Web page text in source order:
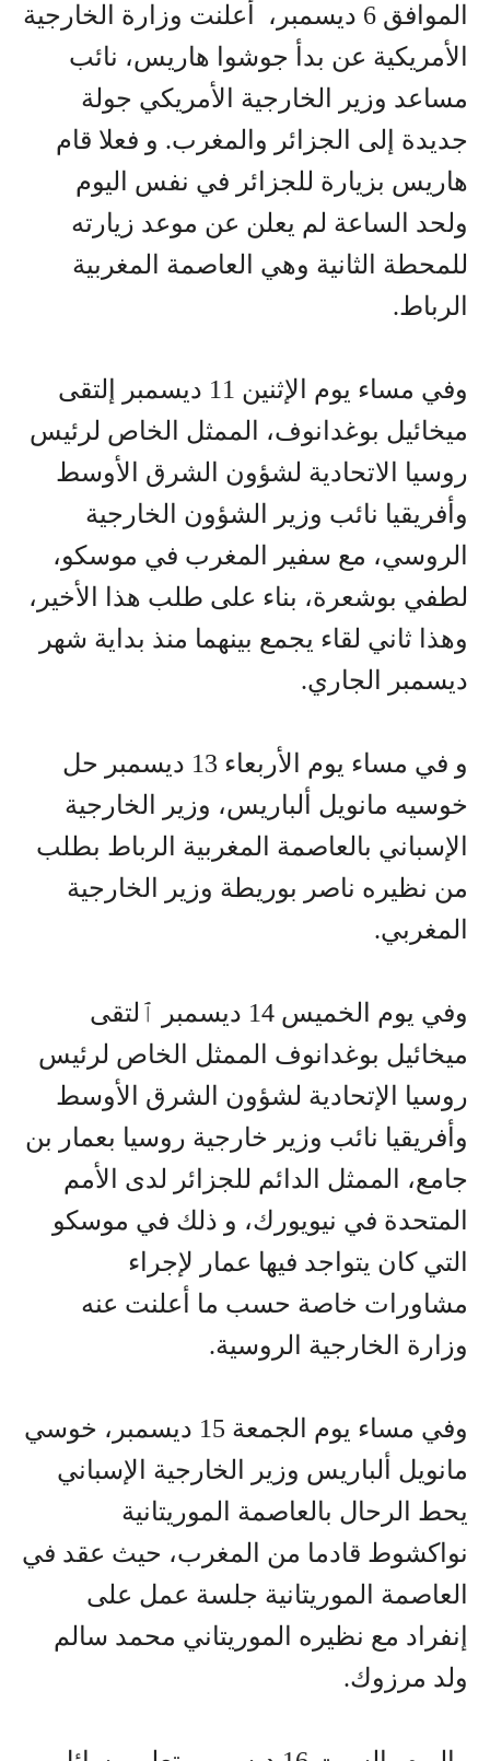
الموافق 6 ديسمبر، أعلنت وزارة الخارجية
الأمريكية عن بدأ جوشوا هاريس، نائب
مساعد وزير الخارجية الأمريكي جولة
جديدة إلى الجزائر والمغرب. و فعلا قام
هاريس بزيارة للجزائر في نفس اليوم
ولحد الساعة لم يعلن عن موعد زيارته
للمحطة الثانية وهي العاصمة المغربية
الرباط.
وفي مساء يوم الإثنين 11 ديسمبر إلتقى
ميخائيل بوغدانوف، الممثل الخاص لرئيس
روسيا الاتحادية لشؤون الشرق الأوسط
وأفريقيا نائب وزير الشؤون الخارجية
الروسي، مع سفير المغرب في موسكو،
لطفي بوشعرة، بناء على طلب هذا الأخير،
وهذا ثاني لقاء يجمع بينهما منذ بداية شهر
ديسمبر الجاري.
و في مساء يوم الأربعاء 13 ديسمبر حل
خوسيه مانويل ألباريس، وزير الخارجية
الإسباني بالعاصمة المغربية الرباط بطلب
من نظيره ناصر بوريطة وزير الخارجية
المغربي.
وفي يوم الخميس 14 ديسمبر ٱلتقى
ميخائيل بوغدانوف الممثل الخاص لرئيس
روسيا الإتحادية لشؤون الشرق الأوسط
وأفريقيا نائب وزير خارجية روسيا بعمار بن
جامع، الممثل الدائم للجزائر لدى الأمم
المتحدة في نيويورك، و ذلك في موسكو
التي كان يتواجد فيها عمار لإجراء
مشاورات خاصة حسب ما أعلنت عنه
وزارة الخارجية الروسية.
وفي مساء يوم الجمعة 15 ديسمبر، خوسي
مانويل ألباريس وزير الخارجية الإسباني
يحط الرحال بالعاصمة الموريتانية
نواكشوط قادما من المغرب، حيث عقد في
العاصمة الموريتانية جلسة عمل على
إنفراد مع نظيره الموريتاني محمد سالم
ولد مرزوك.